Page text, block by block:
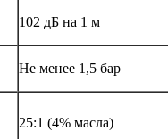
102 дБ на 1 м
Не менее 1,5 бар
25:1 (4% масла)